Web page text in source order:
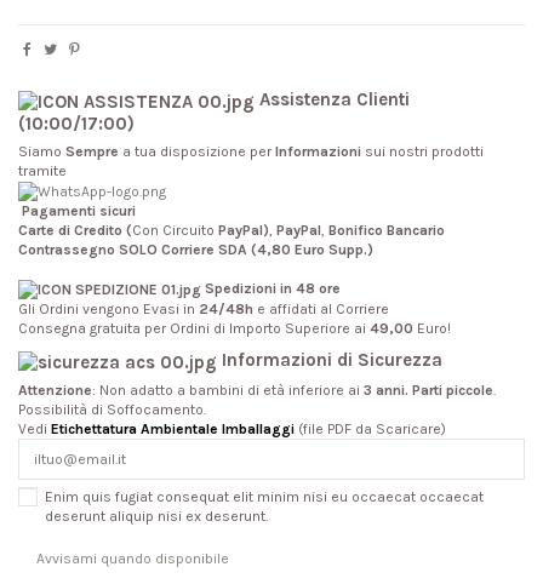
Assistenza Clienti
(10:00/17:00)
Siamo Sempre a tua disposizione perInformazioni sui nostri prodotti
tramite
Pagamenti sicuri
Carte di Credito (Con Circuito PayPal) PayPal Bonifico Bancario
Contrassegno SOLO Corriere SDA (4,80 Euro Supp.)
Spedizioni in 48 ore
Gli Ordini vengono Evasi in 24/48h e affidati al Corriere
Consegna gratuita per Ordini di Importo Superiore ai 49,00 Euro!
Informazioni di Sicurezza
Attenzione: Non adatto a bambini di età inferiore ai 3 anni. Parti piccole
Possibilità di Soffocamento.
Vedi Etichettatura Ambientale Imballaggi (file PDF da Scaricare)
Enim quis fugiat consequat elit minim nisi eu occaecat occaecat
deserunt aliquip nisi ex deserunt.